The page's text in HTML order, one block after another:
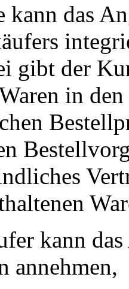
kann das
gibt der
in
kann
annehmen,